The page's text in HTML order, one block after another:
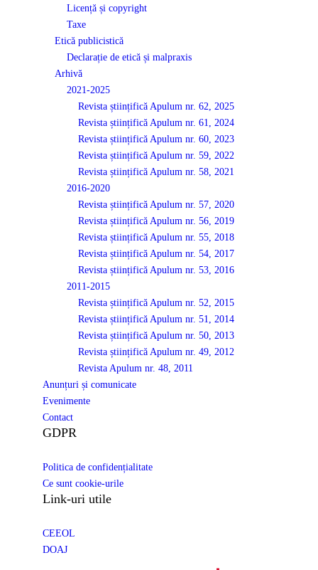
Licență și copyright
Taxe
Etică publicistică
Declarație de etică și malpraxis
Arhivă
2021-2025
Revista științifică Apulum nr. 62, 2025
Revista științifică Apulum nr. 61, 2024
Revista științifică Apulum nr. 60, 2023
Revista științifică Apulum nr. 59, 2022
Revista științifică Apulum nr. 58, 2021
2016-2020
Revista științifică Apulum nr. 57, 2020
Revista științifică Apulum nr. 56, 2019
Revista științifică Apulum nr. 55, 2018
Revista științifică Apulum nr. 54, 2017
Revista științifică Apulum nr. 53, 2016
2011-2015
Revista științifică Apulum nr. 52, 2015
Revista științifică Apulum nr. 51, 2014
Revista științifică Apulum nr. 50, 2013
Revista științifică Apulum nr. 49, 2012
Revista Apulum nr. 48, 2011
Anunțuri și comunicate
Evenimente
Contact
GDPR
Politica de confidențialitate
Ce sunt cookie-urile
Link-uri utile
CEEOL
DOAJ